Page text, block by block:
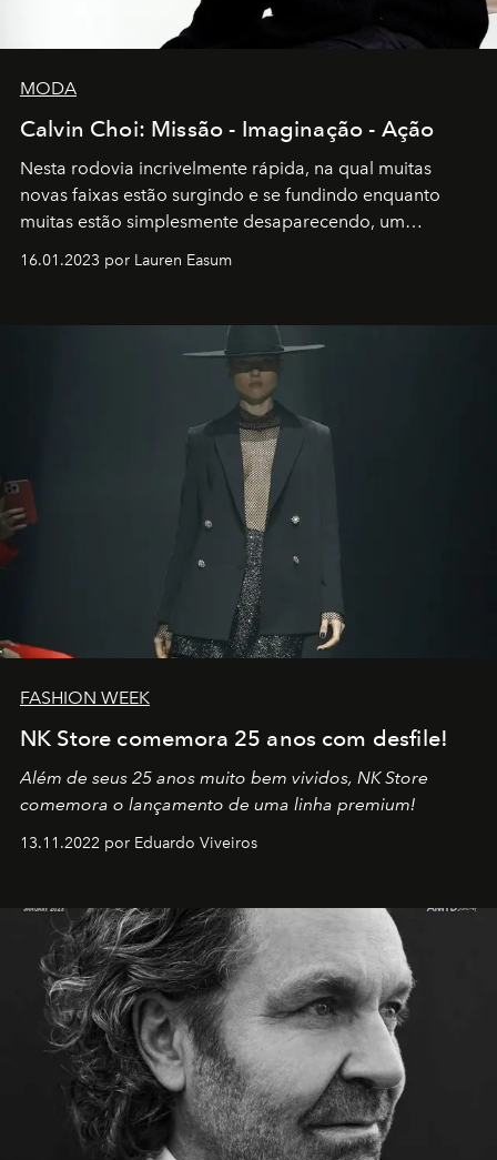
MODA
Calvin Choi: Missão - Imaginação - Ação
Nesta rodovia incrivelmente rápida, na qual muitas
novas faixas estão surgindo e se fundindo enquanto
muitas estão simplesmente desaparecendo, um
transportador AMTD abrindo caminho para muitos
por propósitos, com um claro senso de missão na vida e
16.01.2023 por Lauren Easum
FASHION WEEK
NK Store comemora 25 anos com desfile!
Além de seus 25 anos muito bem vividos, NK Store
comemora o lançamento de uma linha premium!
13.11.2022 por Eduardo Viveiros